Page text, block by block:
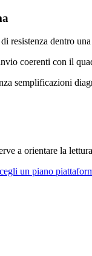
resistenza dentro
coerenti con il
semplificazioni
a orientare la
un piano